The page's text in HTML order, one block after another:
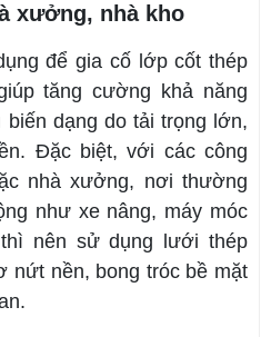
xưởng, nhà kho
để gia cố lớp cốt thép
tăng cường khả năng
dạng do tải trọng lớn,
Đặc biệt, với các công
nhà xưởng, nơi thường
như xe nâng, máy móc
nên sử dụng lưới thép
nứt nền, bong tróc bề mặt